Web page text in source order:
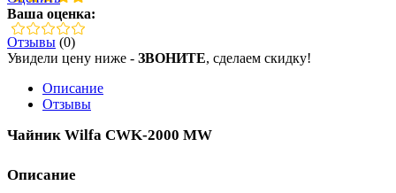
Ваша оценка:
Отзывы (0)
Увидели цену ниже - ЗВОНИТЕ, сделаем скидку!
Описание
Отзывы
Чайник Wilfa CWK-2000 MW
Описание